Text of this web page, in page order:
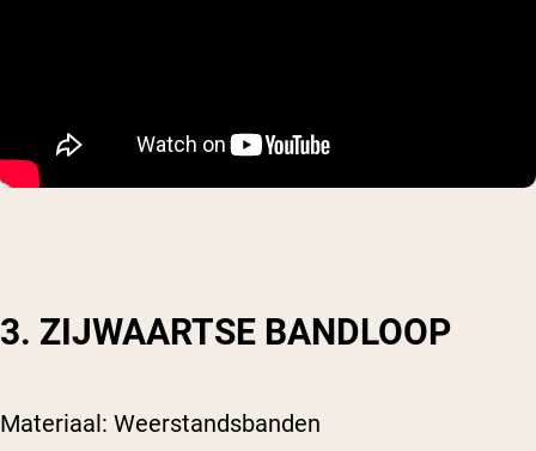
3. ZIJWAARTSE BANDLOOP
Materiaal: Weerstandsbanden